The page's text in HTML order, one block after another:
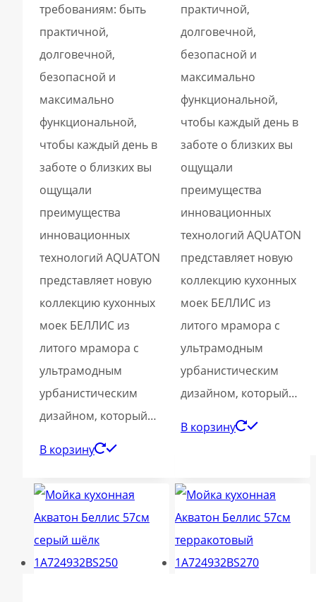
требованиям: быть
практичной,
долговечной,
безопасной и
максимально
функциональной,
чтобы каждый день в
заботе о близких вы
ощущали
преимущества
инновационных
технологий AQUATON
представляет новую
коллекцию кухонных
моек БЕЛЛИС из
литого мрамора с
ультрамодным
урбанистическим
дизайном, который…
В корзину
практичной,
долговечной,
безопасной и
максимально
функциональной,
чтобы каждый день в
заботе о близких вы
ощущали
преимущества
инновационных
технологий AQUATON
представляет новую
коллекцию кухонных
моек БЕЛЛИС из
литого мрамора с
ультрамодным
урбанистическим
дизайном, который…
В корзину